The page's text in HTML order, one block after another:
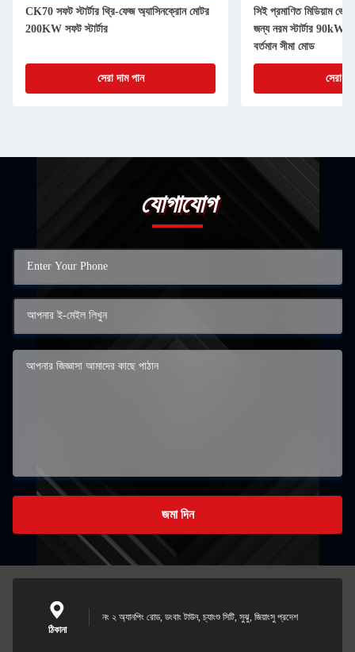
CK70 সফট স্টার্টার থ্রি-ফেজ অ্যাসিনক্রোন মোটর
200KW সফট স্টার্টার
সেরা দাম পান
সিই প্রমাণিত মিডিয়াম
জন্য নরম স্টার্টার
বর্তমান সীমা মোড
সেরা
যোগাযোগ
জমা দিন
ঠিকানা
নং ২ অ্যানপিং রোড, ডংবাং টাউন, চ্যাংশু সিটি, সুঝু, জিয়াংসু প্রদেশ